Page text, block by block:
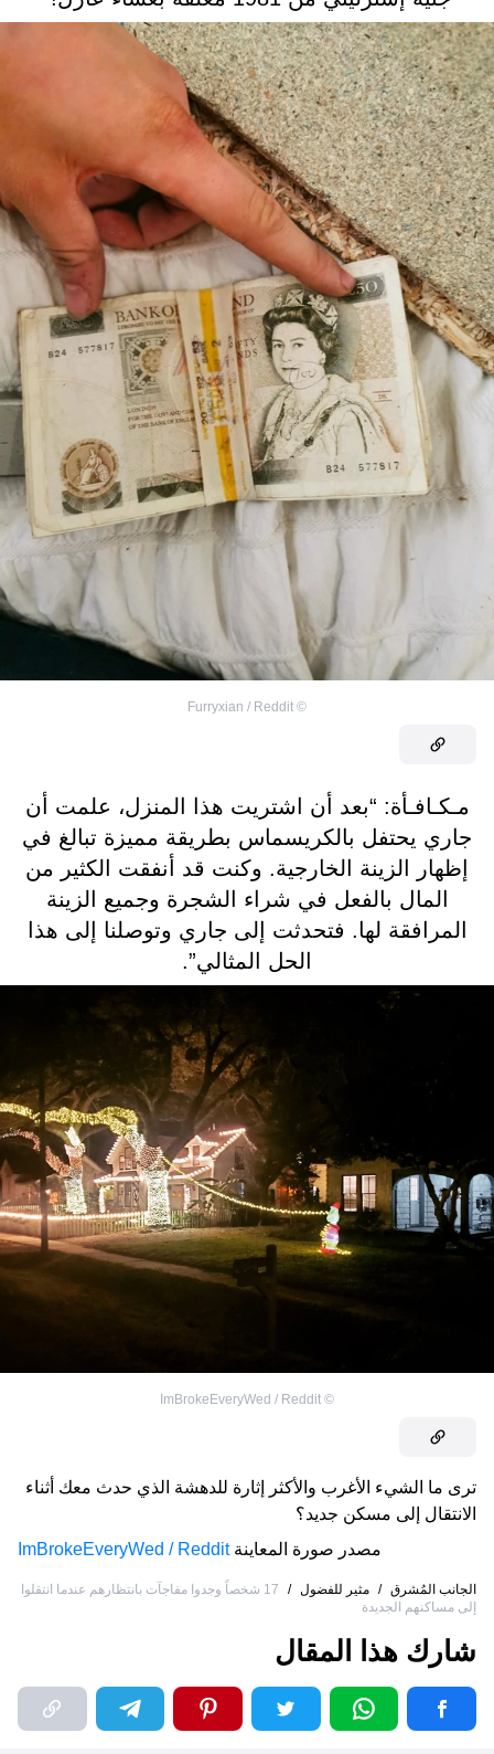
©
Furryxian / Reddit
مـكـافـأة: “بعد أن اشتريت هذا المنزل، علمت أن
جاري يحتفل بالكريسماس بطريقة مميزة تبالغ في
إظهار الزينة الخارجية. وكنت قد أنفقت الكثير من
المال بالفعل في شراء الشجرة وجميع الزينة
المرافقة لها. فتحدثت إلى جاري وتوصلنا إلى هذا
الحل المثالي”.
©
ImBrokeEveryWed / Reddit
ترى ما الشيء الأغرب والأكثر إثارة للدهشة الذي حدث معك أثناء
الانتقال إلى مسكن جديد؟
مصدر صورة المعاينة ImBrokeEveryWed / Reddit
الجانب المُشرق / مثير للفضول /
17 شخصاً وجدوا مفاجآت بانتظارهم عندما انتقلوا
إلى مساكنهم الجديدة
شارك هذا المقال